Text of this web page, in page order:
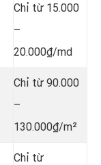
Chỉ từ 15.000
–
20.000₫/md
Chỉ từ 90.000
–
130.000₫/m²
Chỉ từ